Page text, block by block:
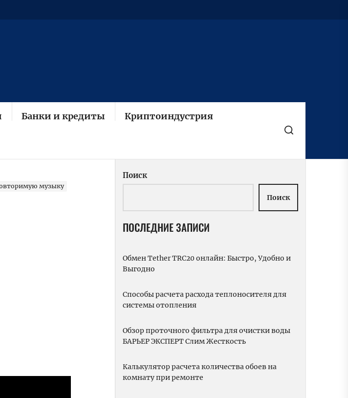
Банки и кредиты Криптоиндустрия
музыку
Поиск
Поиск
ПОСЛЕДНИЕ ЗАПИСИ
Обмен Tether TRC20 онлайн: Быстро, Удобно и
Выгодно
Способы расчета расхода теплоносителя для
системы отопления
Обзор проточного фильтра для очистки воды
БАРЬЕР ЭКСПЕРТ Слим Жесткость
Калькулятор расчета количества обоев на
комнату при ремонте